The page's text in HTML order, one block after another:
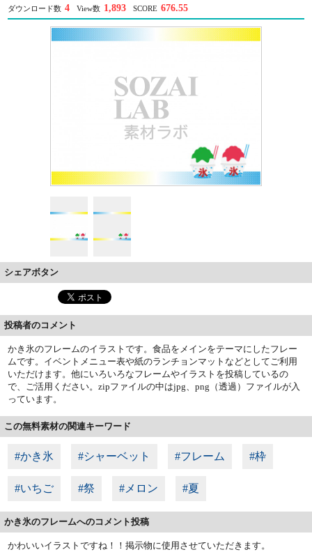
ダウンロード数 4 View数 1,893 SCORE 676.55
シェアボタン
投稿者のコメント
かき氷のフレームのイラストです。食品をメインをテーマにしたフレー
ムです。イベントメニュー表や紙のランチョンマットなどとしてご利用
いただけます。他にいろいろなフレームやイラストを投稿しているの
で、ご活用ください。zipファイルの中はjpg、png（透過）ファイルが入
っています。
この無料素材の関連キーワード
#かき氷 #シャーベット #フレーム #枠
#いちご #祭 #メロン #夏
かき氷のフレームへのコメント投稿
かわいいイラストですね！！掲示物に使用させていただきます。